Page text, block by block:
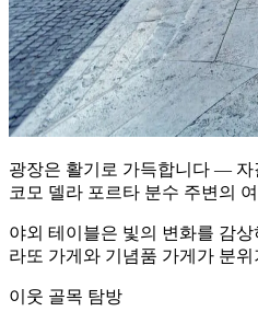
광장은 활기로 가득합니다 — 자
코모 델라 포르타 분수 주변의
야외 테이블은 빛의 변화를 감
라또 가게와 기념품 가게가 분
이웃 골목 탐방